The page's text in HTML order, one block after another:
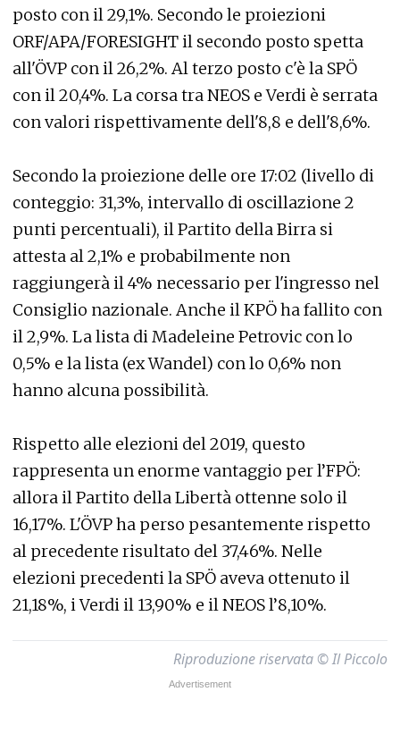
posto con il 29,1%. Secondo le proiezioni
ORF/APA/FORESIGHT il secondo posto spetta
all'ÖVP con il 26,2%. Al terzo posto c'è la SPÖ
con il 20,4%. La corsa tra NEOS e Verdi è serrata
con valori rispettivamente dell'8,8 e dell'8,6%.
Secondo la proiezione delle ore 17:02 (livello di
conteggio: 31,3%, intervallo di oscillazione 2
punti percentuali), il Partito della Birra si
attesta al 2,1% e probabilmente non
raggiungerà il 4% necessario per l'ingresso nel
Consiglio nazionale. Anche il KPÖ ha fallito con
il 2,9%. La lista di Madeleine Petrovic con lo
0,5% e la lista (ex Wandel) con lo 0,6% non
hanno alcuna possibilità.
Rispetto alle elezioni del 2019, questo
rappresenta un enorme vantaggio per l’FPÖ:
allora il Partito della Libertà ottenne solo il
16,17%. L'ÖVP ha perso pesantemente rispetto
al precedente risultato del 37,46%. Nelle
elezioni precedenti la SPÖ aveva ottenuto il
21,18%, i Verdi il 13,90% e il NEOS l’8,10%.
Riproduzione riservata © Il Piccolo